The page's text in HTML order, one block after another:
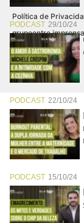
PODCAST 29/10/24
PODCAST 22/10/24
PODCAST 15/10/24
Política de